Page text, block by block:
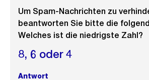
Um Spam-Nachrichten zu
beantworten Sie bitte die
Welches ist die niedrigste Zahl?
8, 6 oder4
Antwort